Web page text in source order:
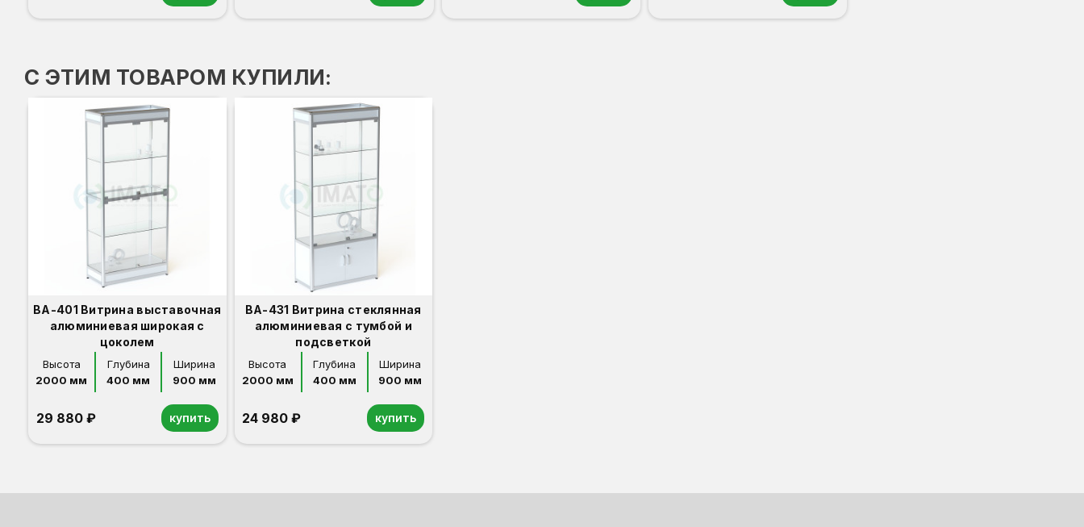
С ЭТИМ ТОВАРОМ КУПИЛИ:
ВА-401 Витрина выставочная
алюминиевая широкая с
цоколем
Высота
2000 мм
Глубина
400 мм
Ширина
900 мм
29 880 ₽ купить
ВА-431 Витрина стеклянная
алюминиевая с тумбой и
подсветкой
Высота
2000 мм
Глубина
400 мм
Ширина
900 мм
24 980 ₽ купить